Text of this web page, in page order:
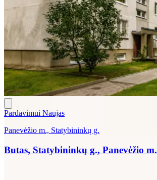
Pardavimui Naujas
Panevėžio m., Statybininkų g.
Butas, Statybininkų g., Panevėžio m.